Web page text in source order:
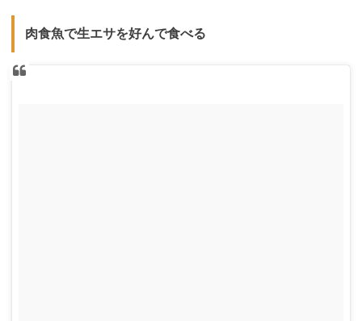
肉食魚で生エサを好んで食べる